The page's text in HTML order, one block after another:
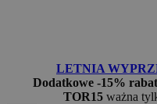
LETNIA
Dodatkowe -15%
TOR15 ważna